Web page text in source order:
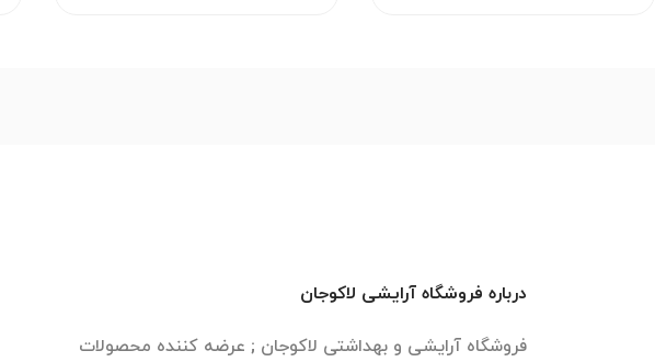
درباره فروشگاه آرایشی لاکوجان
فروشگاه آرایشی و بهداشتی لاکوجان ; عرضه کننده محصولات